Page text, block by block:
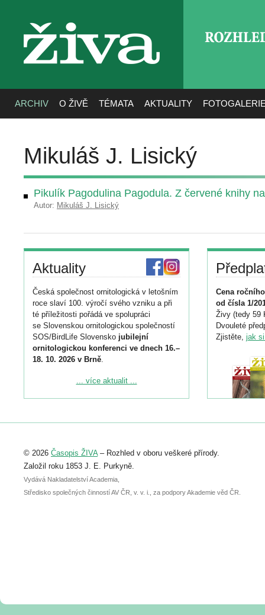
živa
ARCHIV O ŽIVĚ TÉMATA AKTUALITY
Mikuláš J. Lisický
Pikulík Pagodulina Pagodula. Z červené knihy
Autor: Mikuláš J. Lisický
Aktuality
Česká společnost ornitologická v letošním
roce slaví 100. výročí svého vzniku a při
té příležitosti pořádá ve spolupráci
se Slovenskou ornitologickou společností
SOS/BirdLife Slovensko jubilejní
ornitologickou konferenci ve dnech 16.–
18. 10. 2026 v Brně.
Podrobnější informace ke konferenci
Registrovat se můžete do 6. září.
abstraktu přihlášené přednášky nebo
posteru je už 30. června.
... více aktualit ...
Cena
od čísla 1/
Živy (tedy 59
Dvouleté
Zjistěte, jak
© 2026 Časopis ŽIVA– Rozhled v oboru veškeré přírody.
Založil roku 1853 J. E. Purkyně.
Vydává Nakladatelství Academia,
Středisko společných činností AV ČR, v. v. i., za podpory Akademie věd ČR.